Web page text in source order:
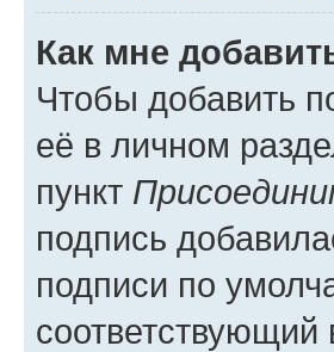
Как мне
Чтобы добавить
её в личном
пункт
подпись
подписи по